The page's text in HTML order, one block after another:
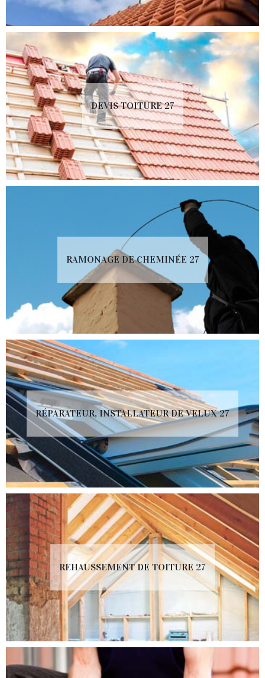
DEVIS TOITURE 27
RAMONAGE DE CHEMINÉE 27
RÉPARATEUR, INSTALLATEUR DE VELUX 27
REHAUSSEMENT DE TOITURE 27